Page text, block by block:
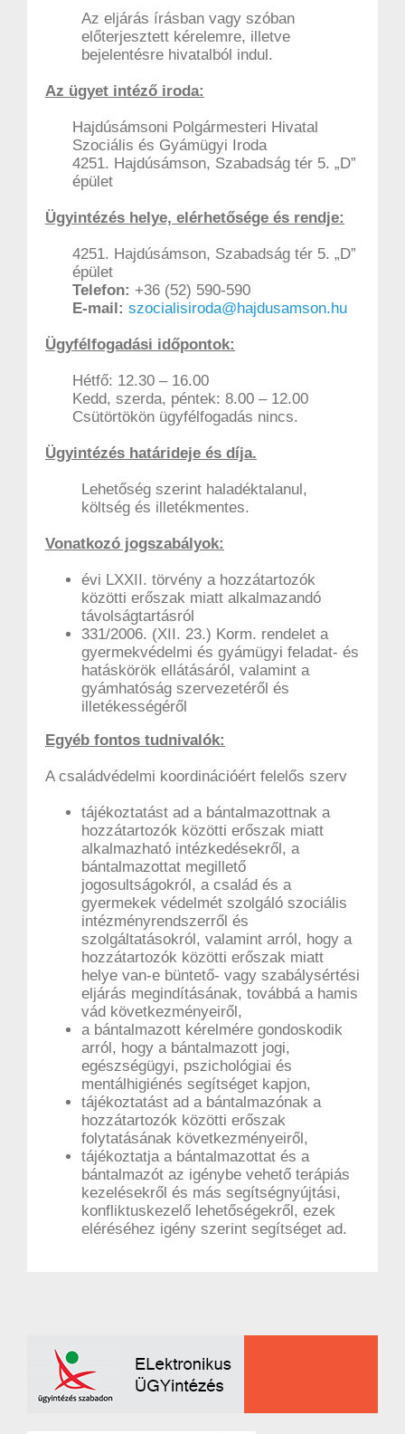
Az eljárás írásban vagy szóban
előterjesztett kérelemre, illetve
bejelentésre hivatalból indul.
Az ügyet intéző iroda:
Hajdúsámsoni Polgármesteri Hivatal
Szociális és Gyámügyi Iroda
4251. Hajdúsámson, Szabadság tér 5. „D”
épület
Ügyintézés helye, elérhetősége és rendje:
4251. Hajdúsámson, Szabadság tér 5. „D”
épület
Telefon: +36 (52) 590-590
E-mail: szocialisiroda@hajdusamson.hu
Ügyfélfogadási időpontok:
Hétfő: 12.30 – 16.00
Kedd, szerda, péntek: 8.00 – 12.00
Csütörtökön ügyfélfogadás nincs.
Ügyintézés határideje és díja.
Lehetőség szerint haladéktalanul,
költség és illetékmentes.
Vonatkozó jogszabályok:
évi LXXII. törvény a hozzátartozók
közötti erőszak miatt alkalmazandó
távolságtartásról
331/2006. (XII. 23.) Korm. rendelet a
gyermekvédelmi és gyámügyi feladat- és
hatáskörök ellátásáról, valamint a
gyámhatóság szervezetéről és
illetékességéről
Egyéb fontos tudnivalók:
A családvédelmi koordinációért felelős szerv
tájékoztatást ad a bántalmazottnak a
hozzátartozók közötti erőszak miatt
alkalmazható intézkedésekről, a
bántalmazottat megillető
jogosultságokról, a család és a
gyermekek védelmét szolgáló szociális
intézményrendszerről és
szolgáltatásokról, valamint arról, hogy a
hozzátartozók közötti erőszak miatt
helye van-e büntető- vagy szabálysértési
eljárás megindításának, továbbá a hamis
vád következményeiről,
a bántalmazott kérelmére gondoskodik
arról, hogy a bántalmazott jogi,
egészségügyi, pszichológiai és
mentálhigiénés segítséget kapjon,
tájékoztatást ad a bántalmazónak a
hozzátartozók közötti erőszak
folytatásának következményeiről,
tájékoztatja a bántalmazottat és a
bántalmazót az igénybe vehető terápiás
kezelésekről és más segítségnyújtási,
konfliktuskezelő lehetőségekről, ezek
eléréséhez igény szerint segítséget ad.